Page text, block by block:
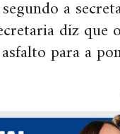
a
diz que
para a